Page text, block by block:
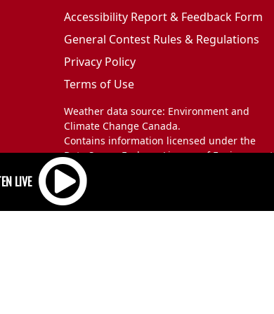
Accessibility Report & Feedback Form
General Contest Rules & Regulations
Privacy Policy
Terms of Use
Weather data source: Environment and
Climate Change Canada.
Contains information licensed under the
Data Server End-use Licence of Environment
and Climate Change Canada.